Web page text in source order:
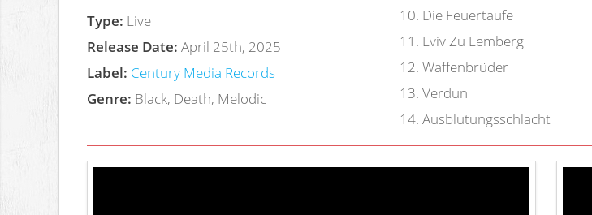
Type: Live
Release Date: April 25th, 2025
Label: Century Media Records
Genre: Black, Death, Melodic
10. Die Feuertaufe
11 . Lviv Zu Lemberg
12. Waffenbrüder
13. Verdun
14. Ausblutungsschlacht